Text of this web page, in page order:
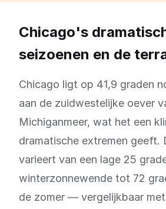
Chicago's
seizoenen en de
Chicago ligt op 41,9 graden
aan de zuidwestelijke oever
Michiganmeer, wat het een
dramatische extremen geeft.
varieert van een lage 25
winterzonnewende tot 72
de zomer — vergelijkbaar